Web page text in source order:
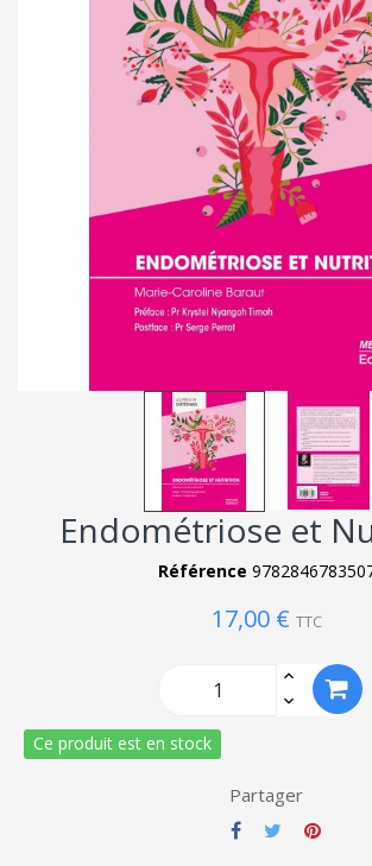
Endométriose et
Référence
17,00 € TTC
Ce produit est en stock
Partager